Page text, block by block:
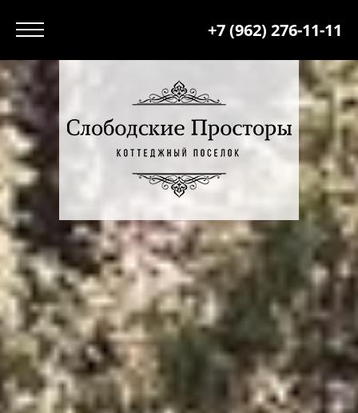
+7 (962) 276-11-11